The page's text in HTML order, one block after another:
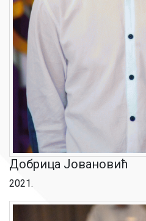
Добрица Јовановић
2021.